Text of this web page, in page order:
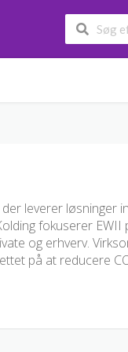
leverer løsninger
fokuserer EWII
og erhverv.
på at reducere